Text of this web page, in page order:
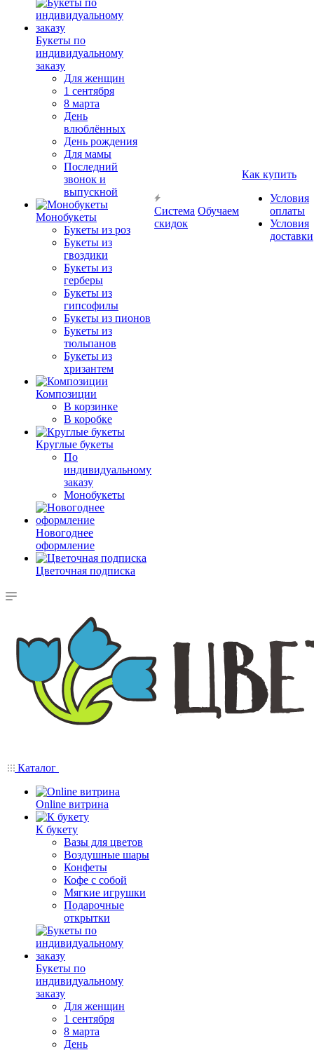
Букеты по
индивидуальному
заказу
Для женщин
1 сентября
8 марта
День
влюблённых
День рождения
Для мамы
Последний
звонок и
выпускной
Монобукеты
Букеты из роз
Букеты из
гвоздики
Букеты из
герберы
Букеты из
гипсофилы
Букеты из пионов
Букеты из
тюльпанов
Букеты из
хризантем
Композиции
В корзинке
В коробке
Круглые букеты
По
индивидуальному
заказу
Монобукеты
Новогоднее
оформление
Цветочная подписка
Система
скидок
Обучаем
Как купить
Условия
оплаты
Условия
доставки
Каталог
Online витрина
К букету
Вазы для цветов
Воздушные шары
Конфеты
Кофе с собой
Мягкие игрушки
Подарочные
открытки
Букеты по
индивидуальному
заказу
Для женщин
1 сентября
8 марта
День